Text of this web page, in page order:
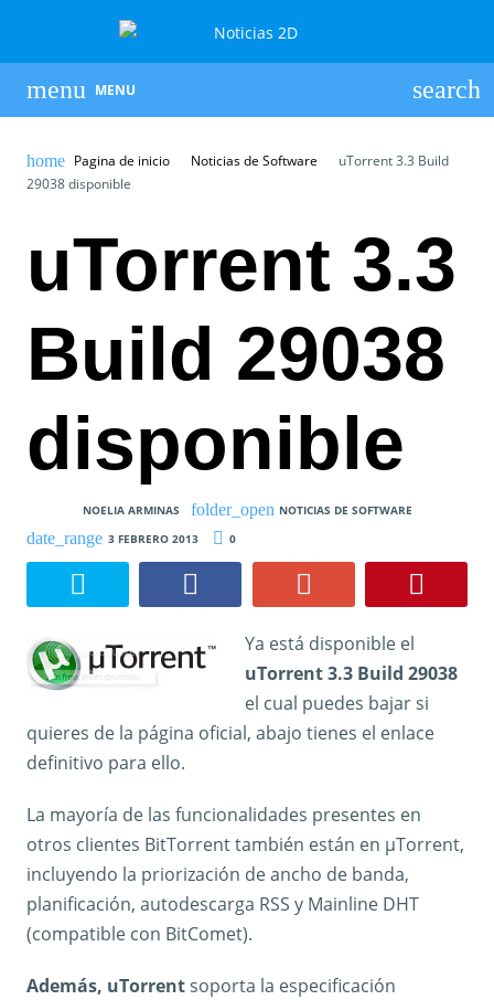
MENU
Pagina de inicio Noticias de Software
uTorrent 3.3 Build
29038 disponible
uTorrent 3.3
Build 29038
disponible
NOELIA ARMINAS
NOTICIAS DE SOFTWARE
3 FEBRERO 2013
0
Ya está disponible el
uTorrent 3.3 Build 29038
el cual puedes bajar si
quieres de la página oficial, abajo tienes el enlace
definitivo para ello.
La mayoría de las funcionalidades presentes en
otros clientes BitTorrent también están en µTorrent,
incluyendo la priorización de ancho de banda,
planificación, autodescarga RSS y Mainline DHT
(compatible con BitComet).
Además, uTorrentsoporta la especificación